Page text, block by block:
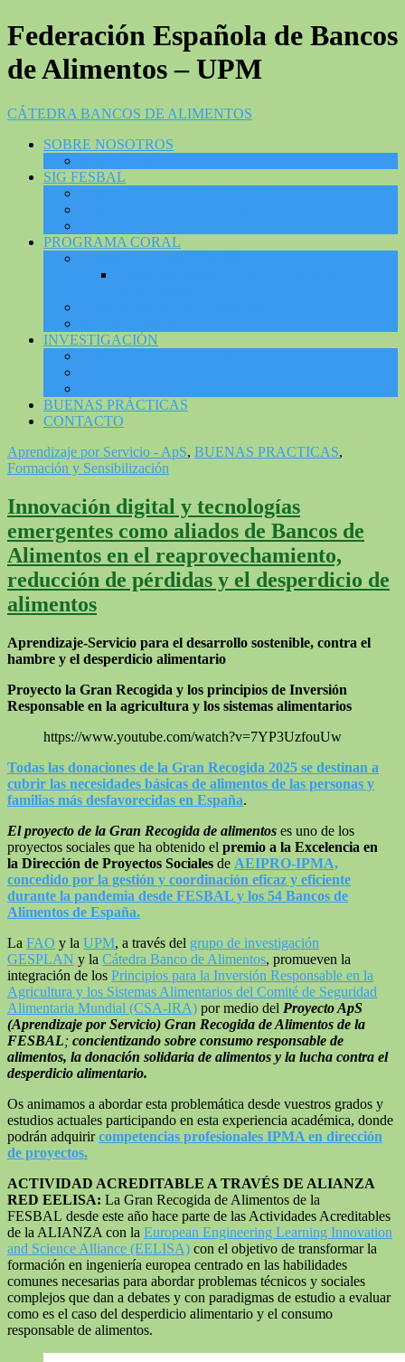
Federación Española de Bancos
de Alimentos – UPM
CÁTEDRA BANCOS DE ALIMENTOS
SOBRE NOSOTROS
SIG FESBAL
PROGRAMA CORAL
INVESTIGACIÓN
BUENAS PRÁCTICAS
CONTACTO
Aprendizaje por Servicio - ApS, BUENAS PRACTICAS,
Formación y Sensibilización
Innovación digital y tecnologías
emergentes como aliados de Bancos de
Alimentos en el reaprovechamiento,
reducción de pérdidas y el desperdicio de
alimentos
Aprendizaje-Servicio para el desarrollo sostenible, contra el
hambre y el desperdicio alimentario
Proyecto la Gran Recogida y los principios de Inversión
Responsable en la agricultura y los sistemas alimentarios
https://www.youtube.com/watch?v=7YP3UzfouUw
Todas las donaciones de la Gran Recogida 2025 se destinan a
cubrir las necesidades básicas de alimentos de las personas y
familias más desfavorecidas en España.
El proyecto de la Gran Recogida de alimentos es uno de los
proyectos sociales que ha obtenido el premio a la Excelencia en
la Dirección de Proyectos Sociales de AEIPRO-IPMA,
concedido por la gestión y coordinación eficaz y eficiente
durante la pandemia desde FESBAL y los 54 Bancos de
Alimentos de España.
La FAO y la UPM, a través del grupo de investigación
GESPLAN y la Cátedra Banco de Alimentos, promueven la
integración de los Principios para la Inversión Responsable en la
Agricultura y los Sistemas Alimentarios del Comité de Seguridad
Alimentaria Mundial (CSA-IRA) por medio del Proyecto ApS
(Aprendizaje por Servicio) Gran Recogida de Alimentos de la
FESBAL; concientizando sobre consumo responsable de
alimentos, la donación solidaria de alimentos y la lucha contra el
desperdicio alimentario.
Os animamos a abordar esta problemática desde vuestros grados y
estudios actuales participando en esta experiencia académica, donde
podrán adquirircompetencias profesionales IPMA en dirección
de proyectos.
ACTIVIDAD ACREDITABLE A TRAVÉS DE ALIANZA
RED EELISA: La Gran Recogida de Alimentos de la
FESBAL desde este año hace parte de las Actividades Acreditables
de la ALIANZA con la European Engineering Learning Innovation
and Science Alliance (EELISA) con el objetivo de transformar la
formación en ingeniería europea centrado en las habilidades
comunes necesarias para abordar problemas técnicos y sociales
complejos que dan a debates y con paradigmas de estudio a evaluar
como es el caso del desperdicio alimentario y el consumo
responsable de alimentos.